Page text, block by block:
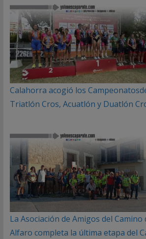
Calahorra acogió los
Triatlón Cros, Acuatlón y Duatlón
La Asociación de Amigos del Camino
Alfaro completa la última etapa del